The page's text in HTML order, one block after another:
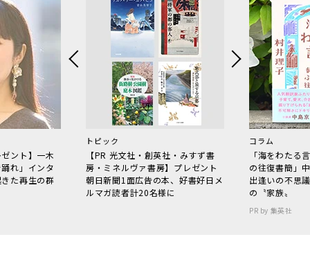
ント】一木
れ」インタ
た再生の群
トピック
【PR 光文社・創英社・みすず書
房・ミネルヴァ書房】プレゼント
朝日新聞1面広告の本、好書好日メ
ルマガ読者計20名様に
コラム
「海をわた
の往復書簡」
出逢いの不思
の〝家族〟
PR by 集英社